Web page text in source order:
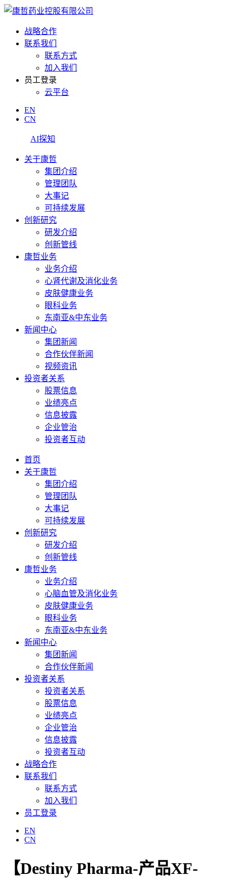
战略合作
联系我们
联系方式
加入我们
员工登录
云平台
EN
CN
AI探知
关于康哲
集团介绍
管理团队
大事记
可持续发展
创新研究
研发介绍
创新管线
康哲业务
业务介绍
心肾代谢及消化业务
皮肤健康业务
眼科业务
东南亚&中东业务
新闻中心
集团新闻
合作伙伴新闻
视频资讯
投资者关系
股票信息
业绩亮点
信息披露
企业管治
投资者互动
首页
关于康哲
集团介绍
管理团队
大事记
可持续发展
创新研究
研发介绍
创新管线
康哲业务
业务介绍
心脑血管及消化业务
皮肤健康业务
眼科业务
东南亚&中东业务
新闻中心
集团新闻
合作伙伴新闻
投资者关系
投资者关系
股票信息
业绩亮点
企业管治
信息披露
投资者互动
战略合作
联系我们
联系方式
加入我们
员工登录
EN
CN
【Destiny Pharma-产品XF-